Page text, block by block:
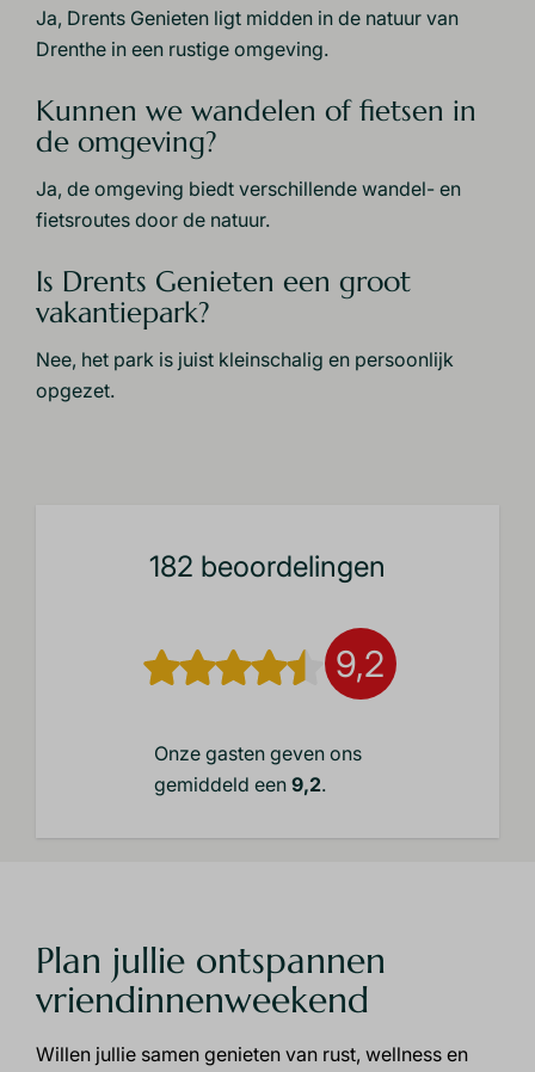
Ja, Drents Genieten ligt midden in de natuur van
Drenthe in een rustige omgeving.
Kunnen we wandelen of fietsen in
de omgeving?
Ja, de omgeving biedt verschillende wandel- en
fietsroutes door de natuur.
Is Drents Genieten een groot
vakantiepark?
Nee, het park is juist kleinschalig en persoonlijk
opgezet.
182 beoordelingen
9,2
Onze gasten geven ons
gemiddeld een 9,2.
Plan jullie ontspannen
vriendinnenweekend
Willen jullie samen genieten van rust, wellness en